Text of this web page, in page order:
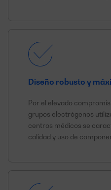
Diseño robusto y
Por el elevado
grupos electrógenos
centros médicos se
calidad y uso de